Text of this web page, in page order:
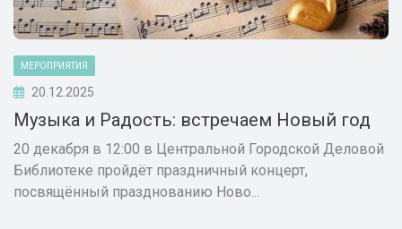
МЕРОПРИЯТИЯ
20.12.2025
Музыка и Радость: встречаем Новый год
20 декабря в 12:00 в Центральной Городской Деловой
Библиотеке пройдёт праздничный концерт,
посвящённый празднованию Ново...